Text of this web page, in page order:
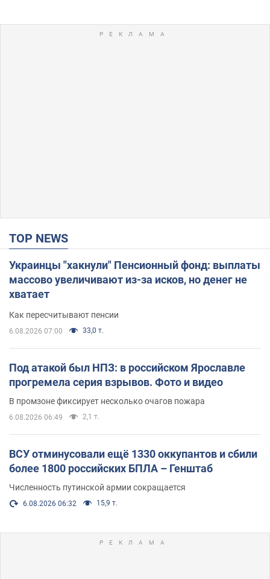
TOP NEWS
Украинцы "хакнули" Пенсионный фонд: выплаты
массово увеличивают из-за исков, но денег не
хватает
Как пересчитывают пенсии
6.08.2026 07:00 33,0 т.
Под атакой был НПЗ: в российском Ярославле
прогремела серия взрывов. Фото и видео
В промзоне фиксирует несколько очагов пожара
6.08.2026 06:49 2,1 т.
ВСУ отминусовали ещё 1330 оккупантов и сбили
более 1800 российских БПЛА – Генштаб
Численность путинской армии сокращается
6.08.2026 06:32 15,9 т.